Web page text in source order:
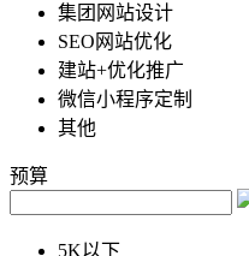
集团网站设计
SEO网站优化
建站+优化推广
微信小程序定制
其他
预算
5K以下